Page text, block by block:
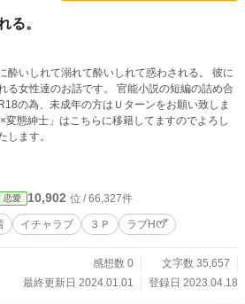
る。
酔いしれて溺れて酔いしれて惑わされる。 彼に
る女性達のお話です。 官能小説の短編の詰め合
の為、未成年の方はＵターンをお願い致しま
変態紳士」はこちらに移籍してますのでよろし
します。
恋愛 10,902 位 / 66,327件
イチャラブ ３Ｐ ラブHꯁꯧ
感想数 0
文字数 35,657
最終更新日 2024.01.01
登録日 2023.04.18